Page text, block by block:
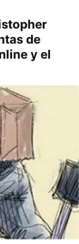
de
y el